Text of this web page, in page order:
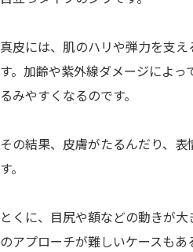
真皮には、肌のハリや弾力を支
す。加齢や紫外線ダメージによ
るみやすくなるのです。
その結果、皮膚がたるんだり、
す。
とくに、目尻や額などの動きが
のアプローチが難しいケースもあ